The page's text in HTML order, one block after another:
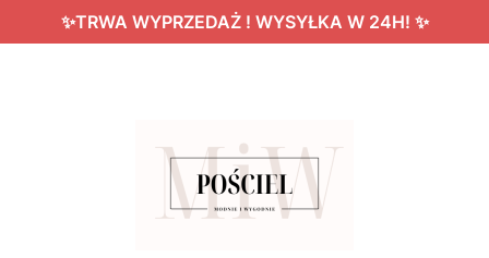
✨TRWA WYPRZEDAŻ ! WYSYŁKA W 24H! ✨